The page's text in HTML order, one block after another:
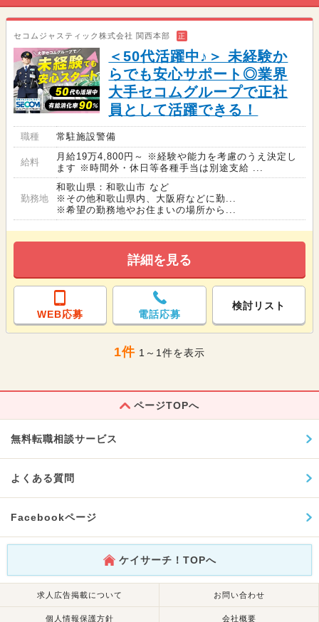
セコムジャスティック株式会社 関西本部 正
＜50代活躍中♪＞ 未経験か
らでも安心サポート◎業界
大手セコムグループで正社
員として活躍できる！
職種 常駐施設警備
給料
月給19万4,800円～ ※経験や能力を考慮のうえ決定し
ます ※時間外・休日等各種手当は別途支給 ...
勤務地
和歌山県：和歌山市 など
※その他和歌山県内、大阪府などに勤...
※希望の勤務地やお住まいの場所から...
詳細を見る
WEB応募 電話応募
検討リスト
1件 1～1件を表示
ページTOPへ
無料転職相談サービス
よくある質問
Facebookページ
ケイサーチ！TOPへ
求人広告掲載について お問い合わせ
個人情報保護方針 会社概要